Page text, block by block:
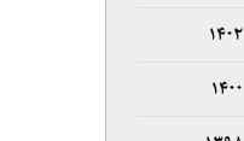
۱۴۰۲
۱۴۰۰